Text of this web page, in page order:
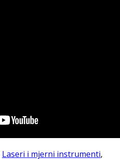
Laseri i mjerni instrumenti,